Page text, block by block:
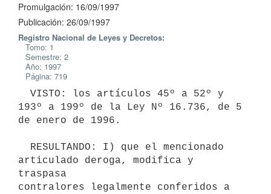
Promulgación: 16/09/1997
Publicación: 26/09/1997
Registro Nacional de Leyes y Decretos:
Tomo: 1
Semestre: 2
Año: 1997
Página: 719
193º a 199º de la Ley Nº 16.736, de 5
de enero de 1996.
articulado deroga, modifica y
traspasa
contralores legalmente conferidos a